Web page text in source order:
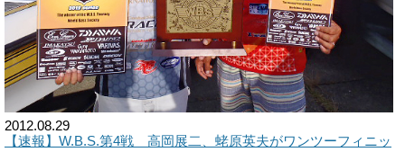
2012.08.29
【速報】W.B.S.第4戦 高岡展二、蛯原英夫がワンツーフィニッ